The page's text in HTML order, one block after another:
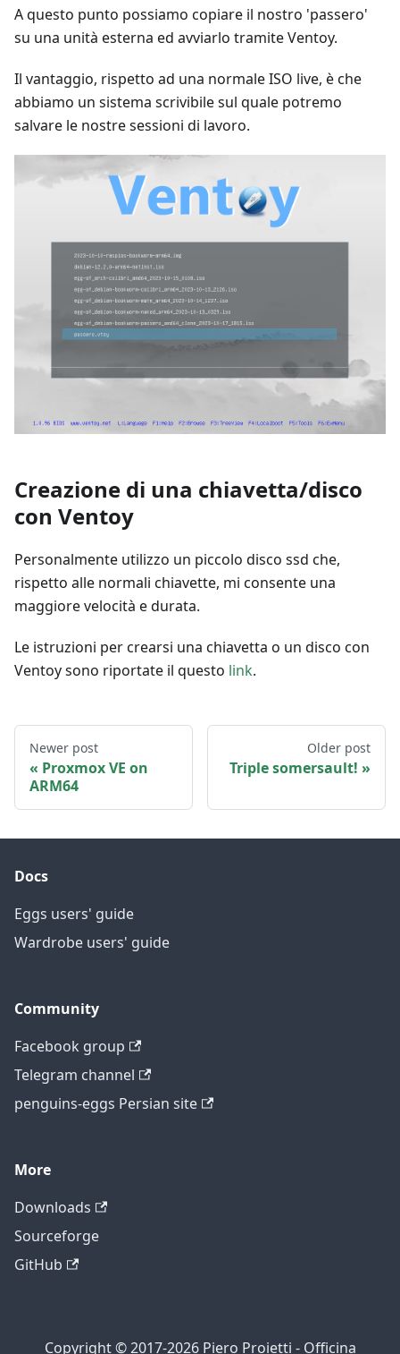
A questo punto possiamo copiare il nostro 'passero'
su una unità esterna ed avviarlo tramite Ventoy.
Il vantaggio, rispetto ad una normale ISO live, è che
abbiamo un sistema scrivibile sul quale potremo
salvare le nostre sessioni di lavoro.
Creazione di una chiavetta/disco
con Ventoy
Personalmente utilizzo un piccolo disco ssd che,
rispetto alle normali chiavette, mi consente una
maggiore velocità e durata.
Le istruzioni per crearsi una chiavetta o un disco con
Ventoy sono riportate il questo link.
Newer post
Proxmox VE on
ARM64
Older post
Triple somersault!
Docs
Eggs users' guide
Wardrobe users' guide
Community
Facebook group
Telegram channel
penguins-eggs Persian site
More
Downloads
Sourceforge
GitHub
Copyright © 2017-2026 Piero Proietti - Officina